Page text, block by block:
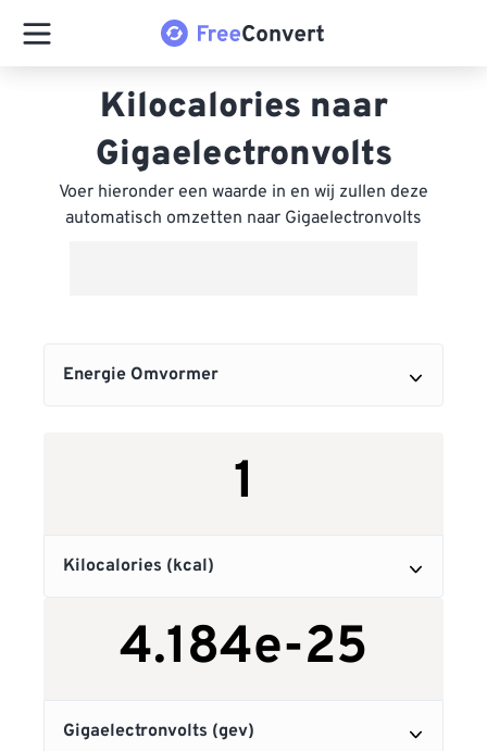
Kilocalories naar
Gigaelectronvolts
Voer hieronder een waarde in en wij zullen deze
automatisch omzetten naar Gigaelectronvolts